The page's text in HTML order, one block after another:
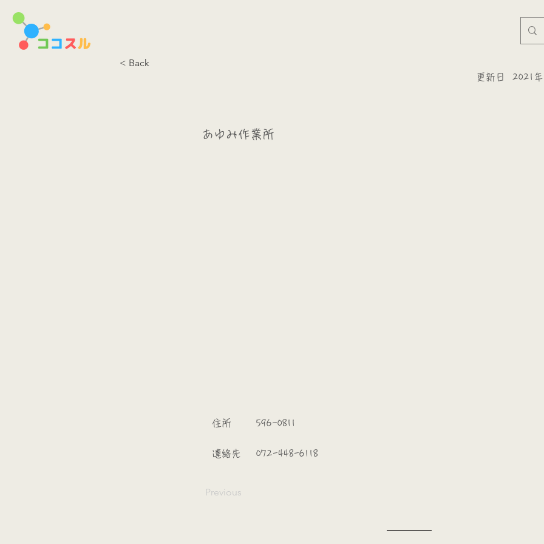
< Back
更新日 2021
あゆみ作業所
​​住所 596-0811
​連絡先 072-448-6118
Previous